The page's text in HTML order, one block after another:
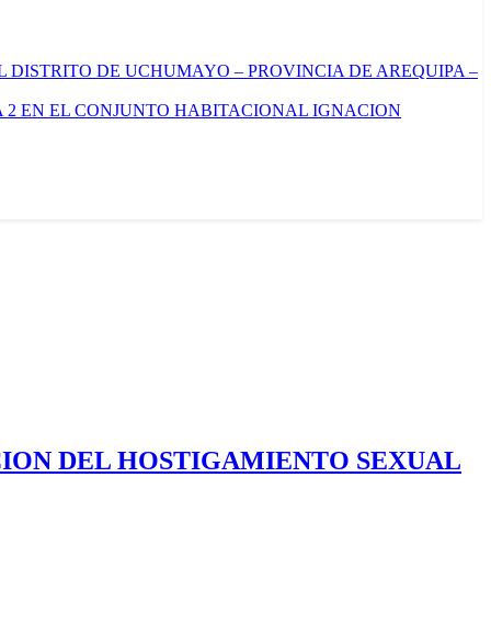
DISTRITO DE UCHUMAYO – PROVINCIA DE AREQUIPA –
EN EL CONJUNTO HABITACIONAL IGNACION
DEL HOSTIGAMIENTO SEXUAL